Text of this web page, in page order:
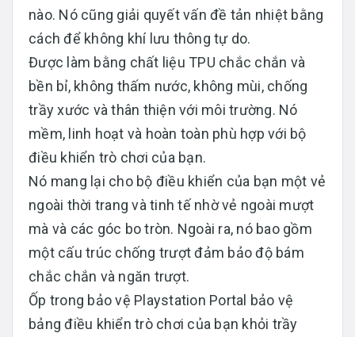
nào. Nó cũng giải quyết vấn đề tản nhiệt bằng
cách để không khí lưu thông tự do.
Được làm bằng chất liệu TPU chắc chắn và
bền bỉ, không thấm nước, không mùi, chống
trầy xước và thân thiện với môi trường. Nó
mềm, linh hoạt và hoàn toàn phù hợp với bộ
điều khiển trò chơi của bạn.
Nó mang lại cho bộ điều khiển của bạn một vẻ
ngoài thời trang và tinh tế nhờ vẻ ngoài mượt
mà và các góc bo tròn. Ngoài ra, nó bao gồm
một cấu trúc chống trượt đảm bảo độ bám
chắc chắn và ngăn trượt.
Ốp trong bảo vệ Playstation Portal bảo vệ
bảng điều khiển trò chơi của bạn khỏi trầy